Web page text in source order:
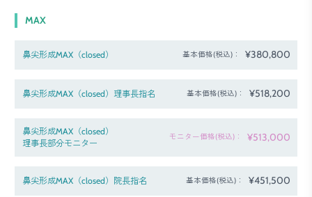
MAX
鼻尖形成MAX（closed） 基本価格(税込)： ¥380,800
鼻尖形成MAX（closed）理事長指名 基本価格(税込)： ¥518,200
鼻尖形成MAX（closed）
理事長部分モニター
モニター価格(税込)： ¥513,000
鼻尖形成MAX（closed）院長指名 基本価格(税込)： ¥451,500